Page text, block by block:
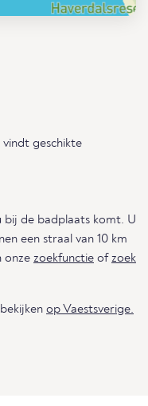
geschikte
bij de badplaats komt. U
een straal van 10 km
onze zoekfunctie ofzoek
bekijken op Vaestsverige.